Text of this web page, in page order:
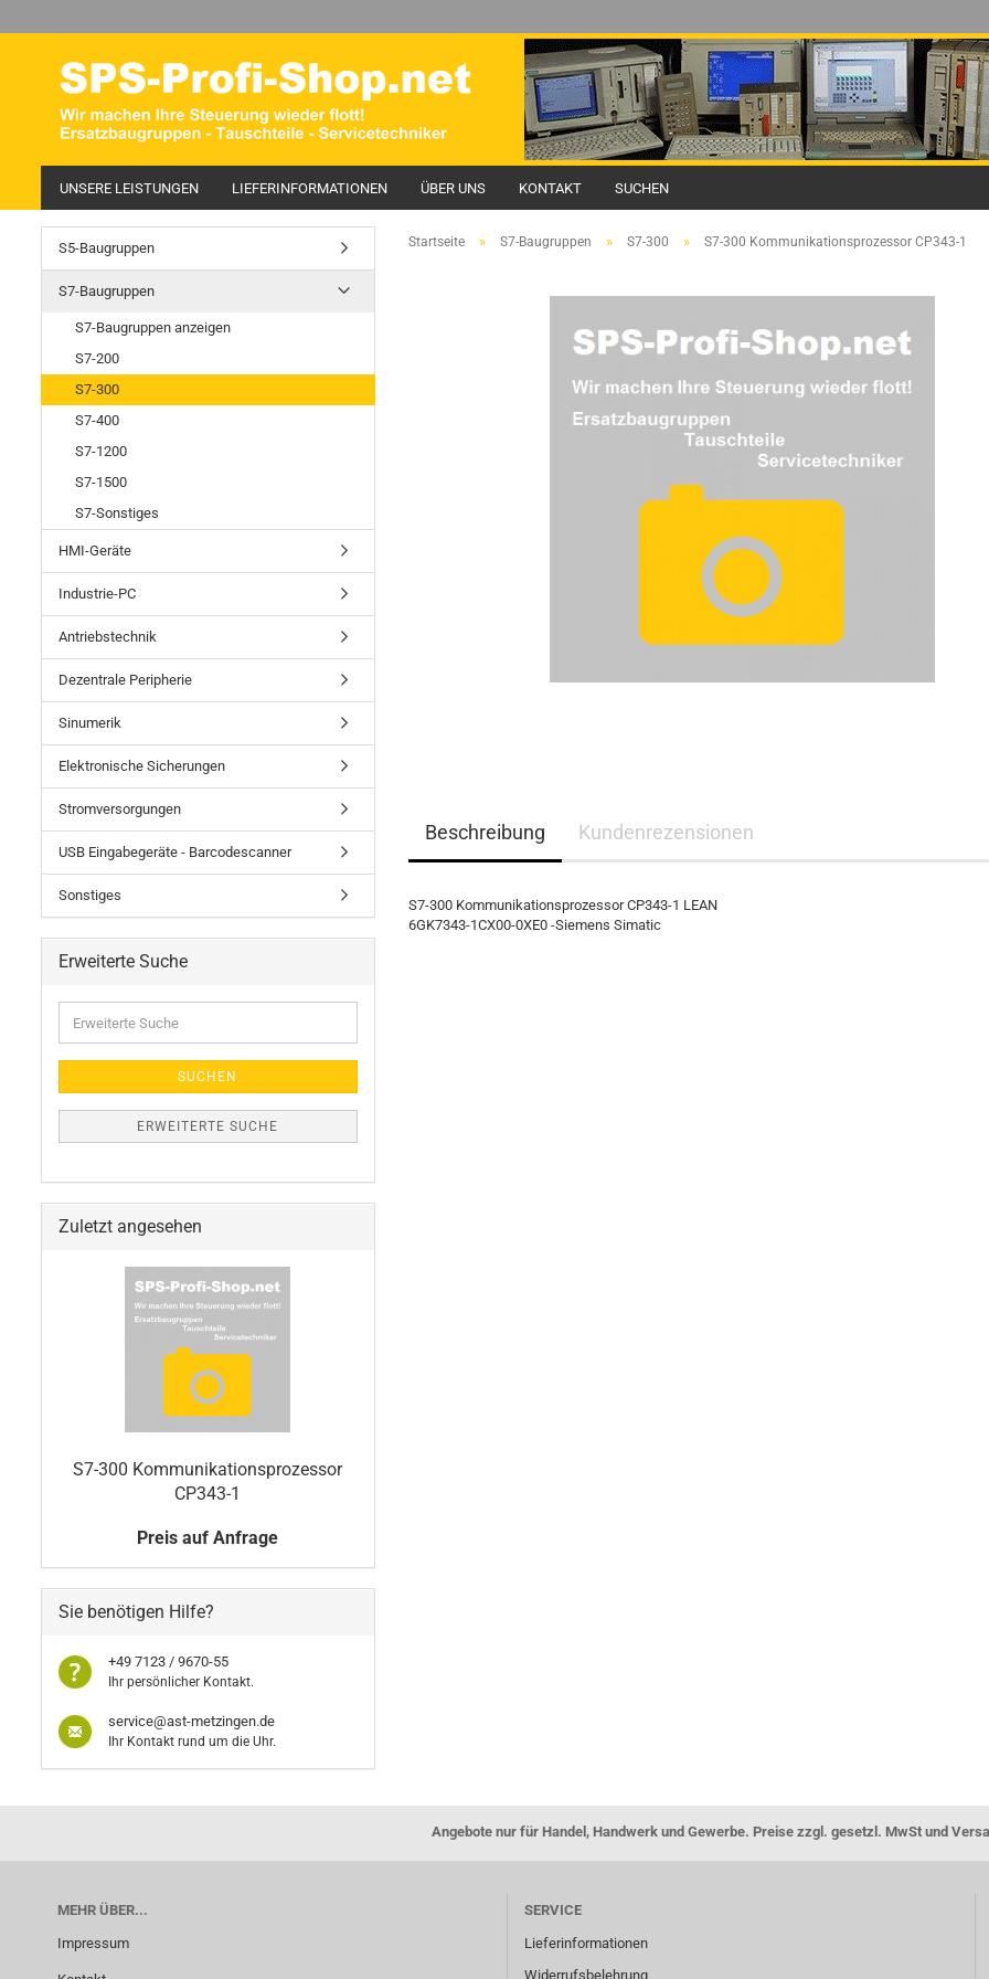
UNSERE LEISTUNGEN LIEFERINFORMATIONEN ÜBER UNS KONTAKT SUCHEN
Startseite » S7-Baugruppen » S7-300 » S7-300 Kommunikationsprozessor CP343-1
Beschreibung Kundenrezensionen
S7-300 Kommunikationsprozessor CP343-1 LEAN
6GK7343-1CX00-0XE0 -Siemens Simatic
S5-Baugruppen
S7-Baugruppen
S7-Baugruppen anzeigen
S7-200
S7-300
S7-400
S7-1200
S7-1500
S7-Sonstiges
HMI-Geräte
Industrie-PC
Antriebstechnik
Dezentrale Peripherie
Sinumerik
Elektronische Sicherungen
Stromversorgungen
USB Eingabegeräte - Barcodescanner
Sonstiges
Erweiterte Suche
Suche
SUCHEN
ERWEITERTE SUCHE
Zuletzt angesehen
S7-300 Kommunikationsprozessor
CP343-1
Preis auf Anfrage
Sie benötigen Hilfe?
+49 7123 / 9670-55
Ihr persönlicher Kontakt.
service@ast-metzingen.de
Ihr Kontakt rund um die Uhr.
Angebote nur für Handel, Handwerk und Gewerbe. Preise zzgl. gesetzl. MwSt und
MEHR ÜBER...
Impressum
SERVICE
Lieferinformationen
Widerrufsbelehrung